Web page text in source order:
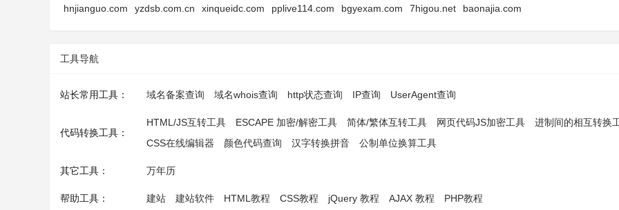
hnjianguo.com
yzdsb.com.cn xinqueidc.com pplive114.com bgyexam.com 7higou.net baonajia.com
工具导航
站长常用工具： 域名备案查询 域名whois查询 http状态查询 IP查询 UserAgent查询
代码转换工具：
HTML/JS互转工具 ESCAPE 加密/解密工具 简体/繁体互转工具 网页代码JS加密工具
进制间的相互转换
CSS在线编辑器
颜色代码查询 汉字转换拼音 公制单位换算工具
其它工具： 万年历
帮助工具： 建站 建站软件 HTML教程 CSS教程 jQuery 教程 AJAX 教程 PHP教程